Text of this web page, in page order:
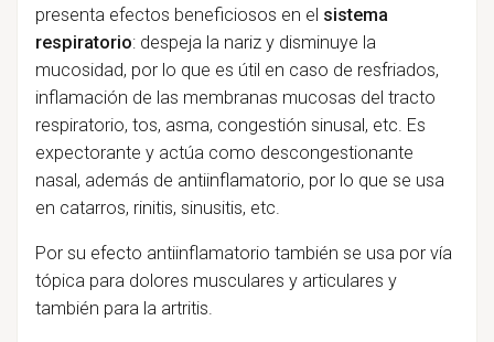
presenta efectos beneficiosos en el sistema
respiratorio: despeja la nariz y disminuye la
mucosidad, por lo que es útil en caso de resfriados,
inflamación de las membranas mucosas del tracto
respiratorio, tos, asma, congestión sinusal, etc. Es
expectorante y actúa como descongestionante
nasal, además de antiinflamatorio, por lo que se usa
en catarros, rinitis, sinusitis, etc.
Por su efecto antiinflamatorio también se usa por vía
tópica para dolores musculares y articulares y
también para la artritis.